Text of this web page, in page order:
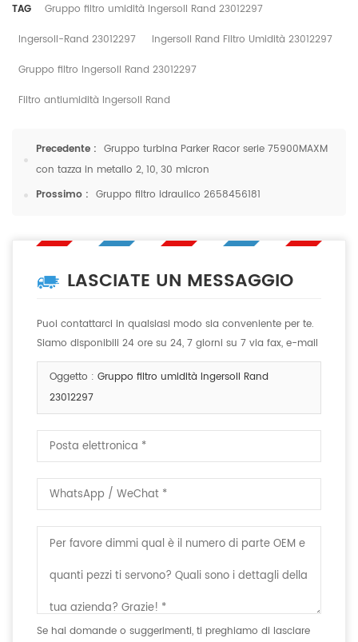
TAG
Gruppo filtro umidità Ingersoll Rand 23012297
Ingersoll-Rand 23012297
Ingersoll Rand Filtro Umidità 23012297
Gruppo filtro Ingersoll Rand 23012297
Filtro antiumidità Ingersoll Rand
Precedente : Gruppo turbina Parker Racor serie 75900MAXM
con tazza in metallo 2, 10, 30 micron
Prossimo : Gruppo filtro idraulico 2658456181
LASCIATE UN MESSAGGIO
Puoi contattarci in qualsiasi modo sia conveniente per te.
Siamo disponibili 24 ore su 24, 7 giorni su 7 via fax, e-mail
o telefono.
Oggetto : Gruppo filtro umidità Ingersoll Rand
23012297
Se hai domande o suggerimenti, ti preghiamo di lasciare